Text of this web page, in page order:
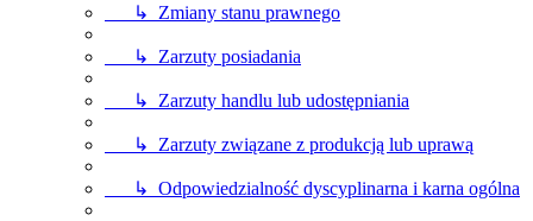
↳ Zmiany stanu prawnego
↳ Zarzuty posiadania
↳ Zarzuty handlu lub udostępniania
↳ Zarzuty związane z produkcją lub uprawą
↳ Odpowiedzialność dyscyplinarna i karna ogólna